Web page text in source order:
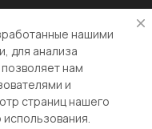
нашими
для анализа
нам
и
страниц нашего
использования.